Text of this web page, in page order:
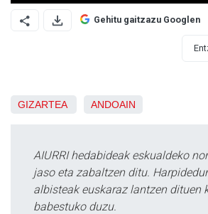
Gehitu gaitzazu Googlen
GIZARTEA ANDOAIN
AIURRI hedabideak eskualdeko
jaso eta zabaltzen ditu.
albisteak euskaraz lantzen dituen
babestuko duzu.